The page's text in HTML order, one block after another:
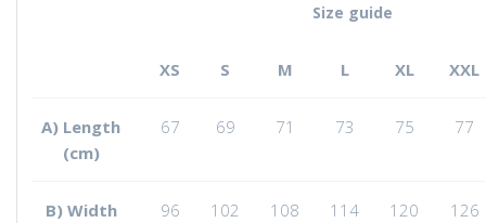
Size guide
XS S M L XL XXL
A) Length
(cm)
67 69 71 73 75 77
B) Width
96 102 108 114 120 126